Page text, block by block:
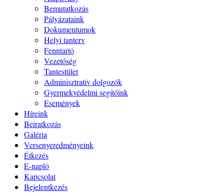
Bemutatkozás
Pályázataink
Dokumentumok
Helyi tanterv
Fenntartó
Vezetőség
Tantestület
Adminisztratív dolgozók
Gyermekvédelmi segítőink
Események
Híreink
Beiratkozás
Galéria
Versenyeredményeink
Étkezés
E-napló
Kapcsolat
Bejelentkezés